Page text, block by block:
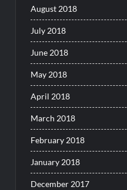
August 2018
July 2018
June 2018
May 2018
April 2018
March 2018
February 2018
January 2018
December 2017